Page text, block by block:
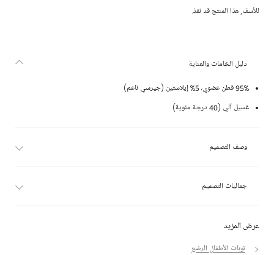
للأسف, هذا المنتج قد نفذ.
عرض المزيد
توبات الأطفال الرضع
دليل الخامات والعناية
95% قطن عضوي، 5% إيلاستين (جيرسي ناعم)
غسيل آلي (40 درجة مئوية)
وصف التصميم
جماليات التصميم